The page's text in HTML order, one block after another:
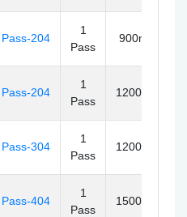
Pass-204
1
Pass
900mm
Pass-204
1
Pass
1200mm
Pass-304
1
Pass
1200mm
Pass-404
1
Pass
1500mm